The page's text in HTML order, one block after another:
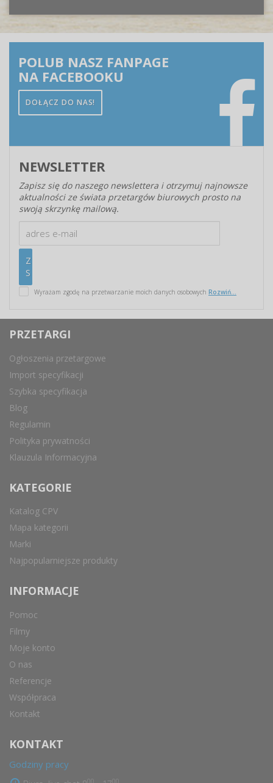
POLUB NASZ FANPAGE
NA FACEBOOKU
DOŁĄCZ DO NAS!
NEWSLETTER
Zapisz się do naszego newslettera i otrzymuj najnowsze
aktualności ze świata przetargów biurowych prosto na
swoją skrzynkę mailową.
Wyrażam zgodę na przetwarzanie moich danych osobowych Rozwiń...
PRZETARGI
Ogłoszenia przetargowe
Import specyfikacji
Szybka specyfikacja
Blog
Regulamin
Polityka prywatności
Klauzula Informacyjna
KATEGORIE
Katalog CPV
Mapa kategorii
Marki
Najpopularniejsze produkty
INFORMACJE
Pomoc
Filmy
Moje konto
O nas
Referencje
Współpraca
Kontakt
KONTAKT
Godziny pracy